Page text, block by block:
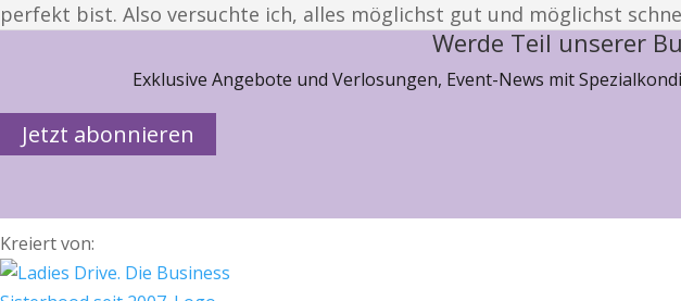
perfekt bist. Also versuchte ich, alles möglichst gut und möglichst
Werde Teil unserer
Exklusive Angebote und Verlosungen, Event-News mit
Jetzt abonnieren
Kreiert von: